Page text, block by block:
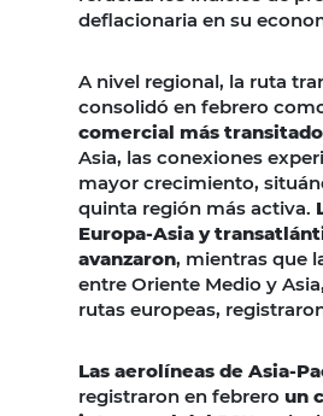
deflacionaria en su
A nivel regional, la ruta
consolidó en febrero
comercial más transitado
Asia, las conexiones
mayor crecimiento,
quinta región más activa.
Europa-Asia y
avanzaron, mientras que
entre Oriente Medio y
rutas europeas,
Las aerolíneas de Asia-
registraron en febrero un